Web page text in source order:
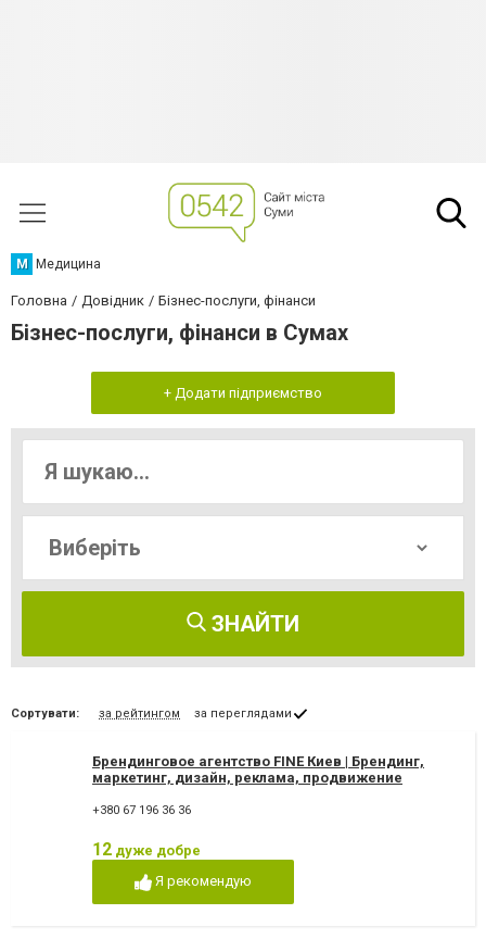
М Медицина
Головна Довідник Бізнес-послуги, фінанси
Бізнес-послуги, фінанси в Сумах
+ Додати підприємство
ЗНАЙТИ
Сортувати: за рейтингом за переглядами
Брендинговое агентство FINE Киев | Брендинг,
маркетинг, дизайн, реклама, продвижение
+380 67 196 36 36
12 дуже добре
Я рекомендую